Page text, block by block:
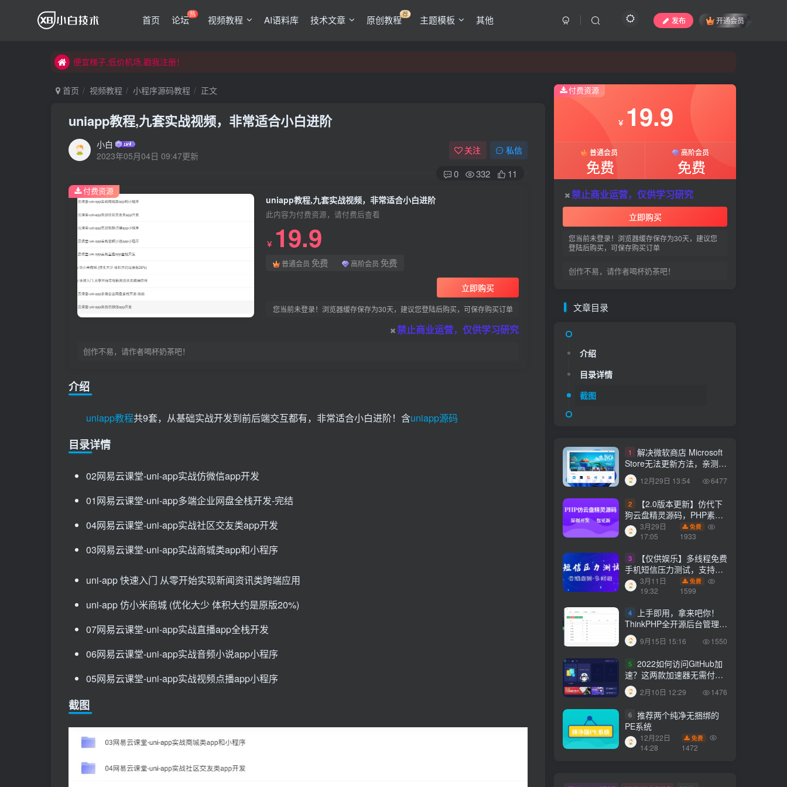
首页 论坛热 视频教程 AI语料库 技术文章 原创教程荐 主题模板 其他 发布 开通会员
便宜梯子,低价机场,戳我注册！
便宜梯子,低价机场,戳我注册！
首页 视频教程 小程序源码教程 正文
uniapp教程,九套实战视频，非常适合小白进阶
小白
2023年05月04日 09:47更新
关注 私信
0 332 11
uniapp教程,九套实战视频，非常适合小白进阶
此内容为付费资源，请付费后查看
￥ 19.9
普通会员 免费 高阶会员 免费
立即购买
您当前未登录！浏览器缓存保存为30天，建议您登陆后购买，可保存购买订单
禁止商业运营，仅供学习研究
创作不易，请作者喝杯奶茶吧！
付费资源
介绍
uniapp教程共9套，从基础实战开发到前后端交互都有，非常适合小白进阶！含uniapp源码
目录详情
​​02​​网易云课堂-uni-app实战仿微信app开发​​​​​
​​01​​网易云课堂-uni-app多端企业网盘全栈开发-完结​​​​​​
04​​网易云课堂-uni-app实战社区交友类app开发
03​​网易云课堂-uni-app实战商城类app和小程序
uni-app 快速入门 从零开始实现新闻资讯类跨端应用
uni-app 仿小米商城 (优化大少 体积大约是原版20%)
07​​网易云课堂-uni-app实战直播app全栈开发
06​​网易云课堂-uni-app实战音频小说app小程序
05​​网易云课堂-uni-app实战视频点播app小程序
截图
19.9
高阶会员
免费
禁止商业运营，仅供学习研究
您当前未登录！浏览器缓存保存为30天，建议您
登陆后购买，可保存购买订单
创作不易，请作者喝杯奶茶吧！
文章目录
12月29日 13:54 6477
【2.0版本更新】仿代下
狗云盘精灵源码，PHP素材
本，持续更新中
17:05
1933
3
【仅供娱乐】多线程免费
手机短信压力测试，支持云
19:32
1599
4
上手即用，拿来吧你！
ThinkPHP全开源后台管理系
9月15日 15:16 1550
2022如何访问GitHub加
速？这两款加速器无需付
2月10日 12:29 1476
推荐两个纯净无捆绑的
PE系统
14:28
1472
付费资源
￥ 19.9
普通会员
免费
高阶会员
免费
禁止商业运营，仅供学习研究
立即购买
您当前未登录！浏览器缓存保存为30天，建议您
登陆后购买，可保存购买订单
创作不易，请作者喝杯奶茶吧！
文章目录
介绍
目录详情
截图
1
解决微软商店 Microsoft
Store无法更新方法，亲测有
效！
12月29日 13:54 6477
2
【2.0版本更新】仿代下
狗云盘精灵源码，PHP素材
代下载搜索引擎系统运营版
本，持续更新中
3月29日
17:05
免费
1933
3
【仅供娱乐】多线程免费
手机短信压力测试，支持云
端获取接口
3月11日
19:32
免费
1599
4
上手即用，拿来吧你！
ThinkPHP全开源后台管理系
统
9月15日 15:16 1550
5 2022如何访问GitHub加
速？这两款加速器无需付
费，无限使用！
2月10日 12:29 1476
6 推荐两个纯净无捆绑的
PE系统
12月22日
14:28
免费
1472